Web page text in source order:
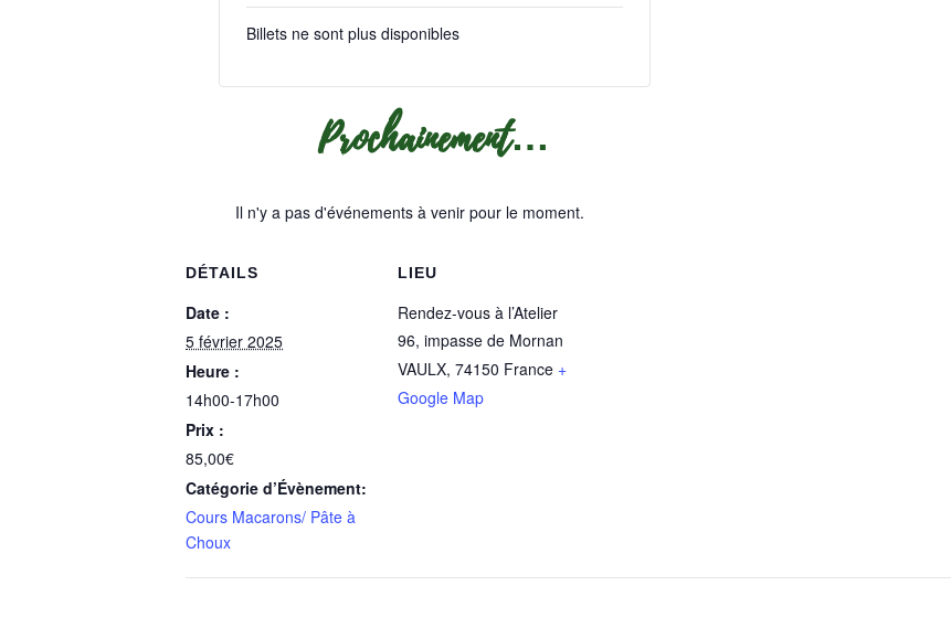
Billets ne sont plus disponibles
Prochainement…
Il n'y a pas d'événements à venir pour le moment.
DÉTAILS
Date :
5 février 2025
Heure :
14h00-17h00
Prix :
85,00€
Catégorie d’Évènement:
Cours Macarons/ Pâte à
Choux
LIEU
Rendez-vous à l’Atelier
96, impasse de Mornan
VAULX, 74150 France +
Google Map